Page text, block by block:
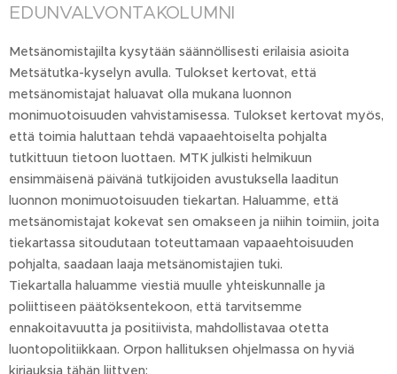
EDUNVALVONTAKOLUMNI
Metsänomistajilta kysytään säännöllisesti erilaisia asioita
Metsätutka-kyselyn avulla. Tulokset kertovat, että
metsänomistajat haluavat olla mukana luonnon
monimuotoisuuden vahvistamisessa. Tulokset kertovat myös,
että toimia haluttaan tehdä vapaaehtoiselta pohjalta
tutkittuun tietoon luottaen. MTK julkisti helmikuun
ensimmäisenä päivänä tutkijoiden avustuksella laaditun
luonnon monimuotoisuuden tiekartan. Haluamme, että
metsänomistajat kokevat sen omakseen ja niihin toimiin, joita
tiekartassa sitoudutaan toteuttamaan vapaaehtoisuuden
pohjalta, saadaan laaja metsänomistajien tuki.
Tiekartalla haluamme viestiä muulle yhteiskunnalle ja
poliittiseen päätöksentekoon, että tarvitsemme
ennakoitavuutta ja positiivista, mahdollistavaa otetta
luontopolitiikkaan. Orpon hallituksen ohjelmassa on hyviä
kirjauksia tähän liittyen: